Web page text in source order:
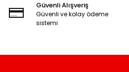
Güvenli Alışveriş
Güvenli ve kolay ödeme
sistemi